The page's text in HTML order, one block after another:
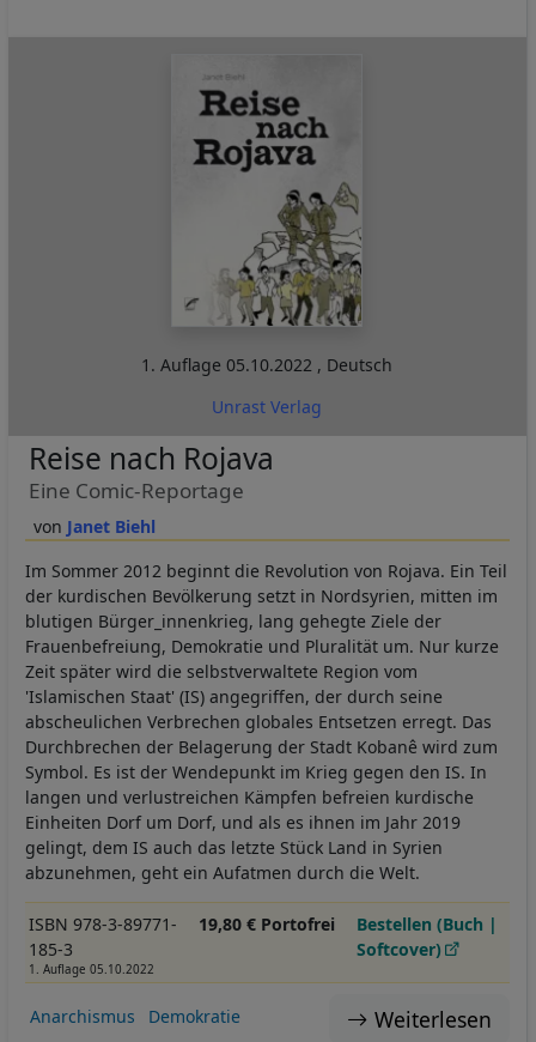
1. Auflage05.10.2022 , Deutsch
Unrast Verlag
Janet Biehl
Reise nach Rojava
Eine Comic-Reportage
Im Sommer 2012 beginnt die Revolution von Rojava. Ein Teil
der kurdischen Bevölkerung setzt in Nordsyrien, mitten im
blutigen Bürger_innenkrieg, lang gehegte Ziele der
Frauenbefreiung, Demokratie und Pluralität um. Nur kurze
Zeit später wird die selbstverwaltete Region vom
'Islamischen Staat' (IS) angegriffen, der durch seine
abscheulichen Verbrechen globales Entsetzen erregt. Das
Durchbrechen der Belagerung der Stadt Kobanê wird zum
Symbol. Es ist der Wendepunkt im Krieg gegen den IS. In
langen und verlustreichen Kämpfen befreien kurdische
Einheiten Dorf um Dorf, und als es ihnen im Jahr 2019
gelingt, dem IS auch das letzte Stück Land in Syrien
abzunehmen, geht ein Aufatmen durch die Welt.
ISBN 978-3-89771-
185-3
1. Auflage 05.10.2022
19,80 € Portofrei
Bestellen (Buch |
Softcover)
Weiterlesen
Anarchismus
Demokratie